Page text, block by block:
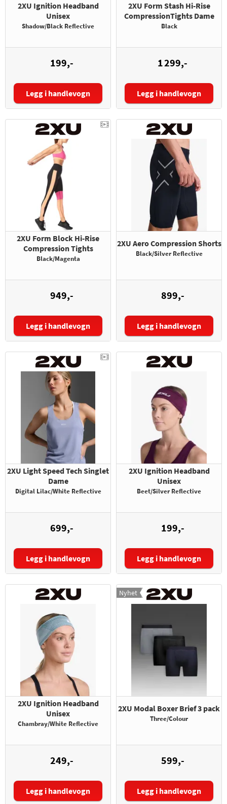
2XU Ignition Headband
Unisex
Shadow/Black Reflective
199,-
Legg i handlevogn
2XU Form Stash Hi-Rise
CompressionTights Dame
Black
1 299,-
Størrelse:
Legg i handlevogn
2XU Form Block Hi-Rise
Compression Tights
Black/Magenta
949,-
Størrelse:
Legg i handlevogn
2XU Aero Compression Shorts
Black/Silver Reflective
899,-
Størrelse:
Legg i handlevogn
2XU Light Speed Tech Singlet
Dame
Digital Lilac/White Reflective
699,-
Størrelse:
Legg i handlevogn
2XU Ignition Headband
Unisex
Beet/Silver Reflective
199,-
Legg i handlevogn
2XU Ignition Headband
Unisex
Chambray/White Reflective
249,-
Legg i handlevogn
Nyhet
2XU Modal Boxer Brief 3 pack
Three/Colour
599,-
Størrelse:
Legg i handlevogn